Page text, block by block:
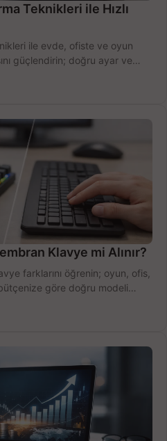
Teknikleri ile Hızlı
ile evde, ofiste ve oyun
güçlendirin; doğru ayar ve
Klavye mi Alınır?
farklarını öğrenin; oyun, ofis,
göre doğru modeli